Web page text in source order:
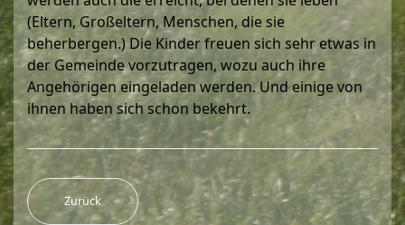
(Eltern, Großeltern, Menschen, die sie
beherbergen.) Die Kinder freuen sich sehr etwas in
der Gemeinde vorzutragen, wozu auch ihre
Angehörigen eingeladen werden. Und einige von
ihnen haben sich schon bekehrt.
Zurück